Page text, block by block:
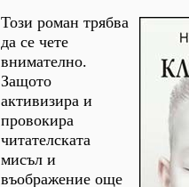
Този роман трябва
да се чете
внимателно.
Защото
активизира и
провокира
читателската
мисъл и
въображение още